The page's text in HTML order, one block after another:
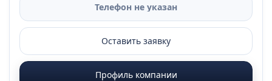
Телефон не указан
Оставить заявку
Профиль компании